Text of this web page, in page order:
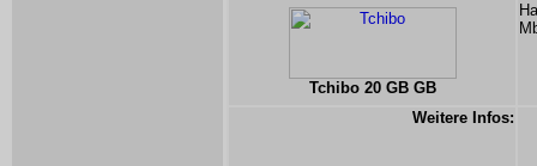
Tchibo 20 GB GB
Weitere Infos: